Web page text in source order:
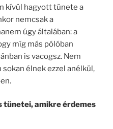
kívül hagyott tünete a
nemcsak a
úgy általában: a
míg más pólóban
is vacogsz. Nem
élnek ezzel anélkül,
tünetei, amikre érdemes